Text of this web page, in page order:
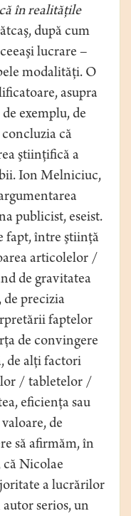
în realităţile
după cum
lucrare –
modalităţi. O
asupra
exemplu, de
că
ştiinţiﬁcă a
Ion Melniciuc,
publicist, eseist.
fapt, între ştiinţă
articolelor /
de gravitatea
precizia
faptelor
de convingere
de alţi factori
/ tabletelor /
eﬁcienţa sau
de
să aﬁrmăm, în
Nicolae
a lucrărilor
serios, un